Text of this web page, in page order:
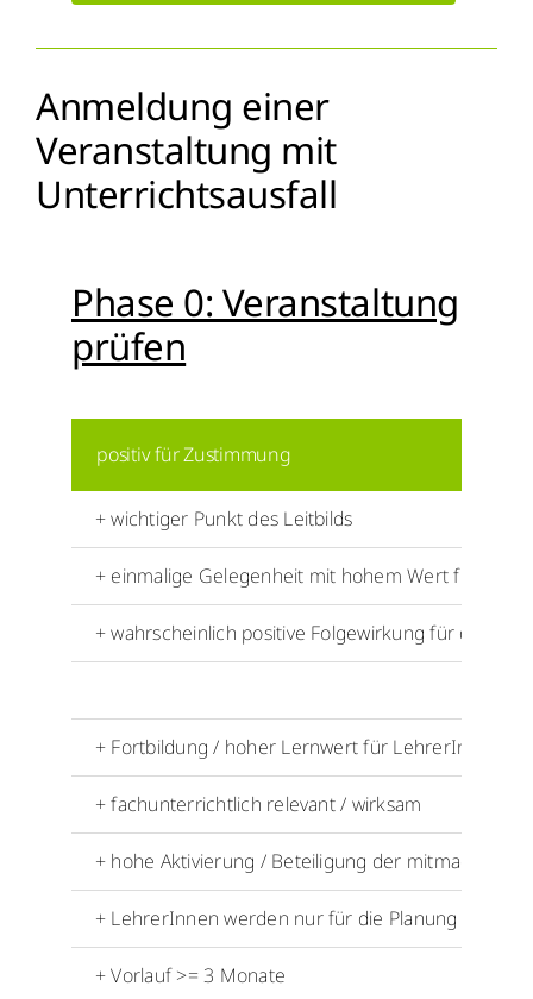
Anmeldung einer
Veranstaltung mit
Unterrichtsausfall
Phase 0: Veranstaltung
prüfen
positiv für Zustimmung
+ wichtiger Punkt des Leitbilds
+ einmalige Gelegenheit mit hohem Wert für alle
+ wahrscheinlich positive Folgewirkung für die
+ Fortbildung / hoher Lernwert für LehrerInnen
+ fachunterrichtlich relevant / wirksam
+ hohe Aktivierung / Beteiligung der
+ LehrerInnen werden nur für die Planung
+ Vorlauf >= 3 Monate